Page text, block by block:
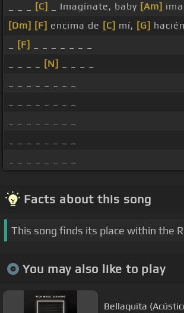
[C] _ Imagínate, baby [Am]
[Dm] [F] encima de [C] mí, [G]
[F]
[N]
Facts about this song
This song finds its place within the
You may also like to play
Bellaquita